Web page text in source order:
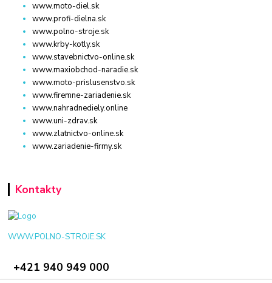
www.moto-diel.sk
www.profi-dielna.sk
www.polno-stroje.sk
www.krby-kotly.sk
www.stavebnictvo-online.sk
www.maxiobchod-naradie.sk
www.moto-prislusenstvo.sk
www.firemne-zariadenie.sk
www.nahradnediely.online
www.uni-zdrav.sk
www.zlatnictvo-online.sk
www.zariadenie-firmy.sk
Kontakty
WWW.POLNO-STROJE.SK
+421 940 949 000